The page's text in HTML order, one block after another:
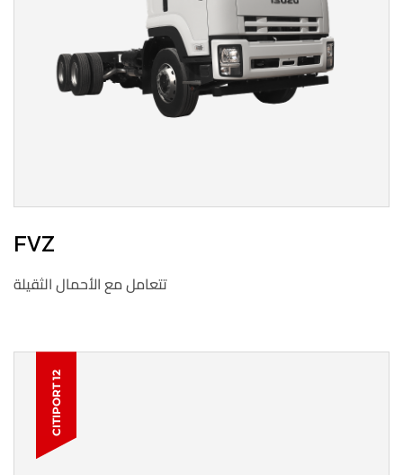
FVZ
تتعامل مع الأحمال الثقيلة
CITIPORT 12